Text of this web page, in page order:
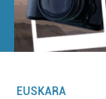
EUSKARA